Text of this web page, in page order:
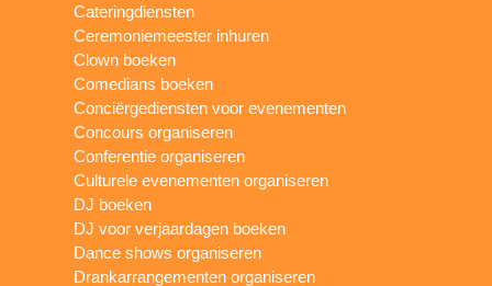
Cateringdiensten
Ceremoniemeester inhuren
Clown boeken
Comedians boeken
Conciërgediensten voor evenementen
Concours organiseren
Conferentie organiseren
Culturele evenementen organiseren
DJ boeken
DJ voor verjaardagen boeken
Dance shows organiseren
Drankarrangementen organiseren